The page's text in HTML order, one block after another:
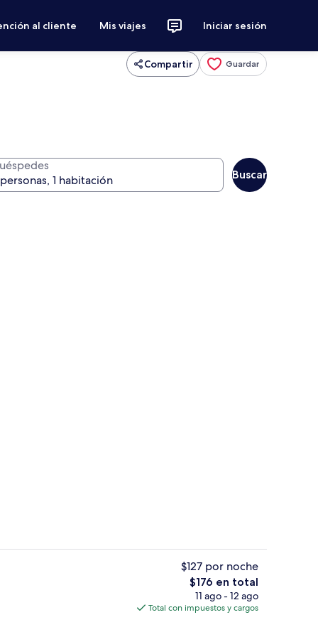
al cliente Mis viajes Iniciar sesión
Compartir Guardar
Buscar
Edredón, minibar, caja de seguridad
$127 por noche
El
precio
total
$176 en total
11 ago - 12 ago
Total con impuestos y cargos